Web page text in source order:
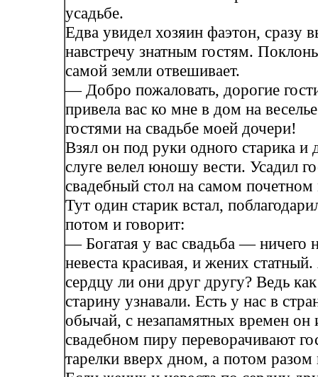
усадьбе.
Едва увидел хозяин фаэтон, сразу
навстречу знатным гостям.
самой земли отвешивает.
— Добро пожаловать, дорогие
привела вас ко мне в дом на
гостями на свадьбе моей дочери!
Взял он под руки одного старика и
слуге велел юношу вести. Усадил
свадебный стол на самом почетном
Тут один старик встал,
потом и говорит:
— Богатая у вас свадьба — ничего
невеста красивая, и жених
сердцу ли они друг другу? Ведь
старину узнавали. Есть у нас в
обычай, с незапамятных времен он
свадебном пиру переворачивают
тарелки вверх дном, а потом